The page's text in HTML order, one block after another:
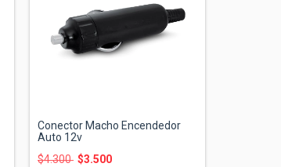
Conector Macho Encendedor
Auto 12v
$4.300 $3.500